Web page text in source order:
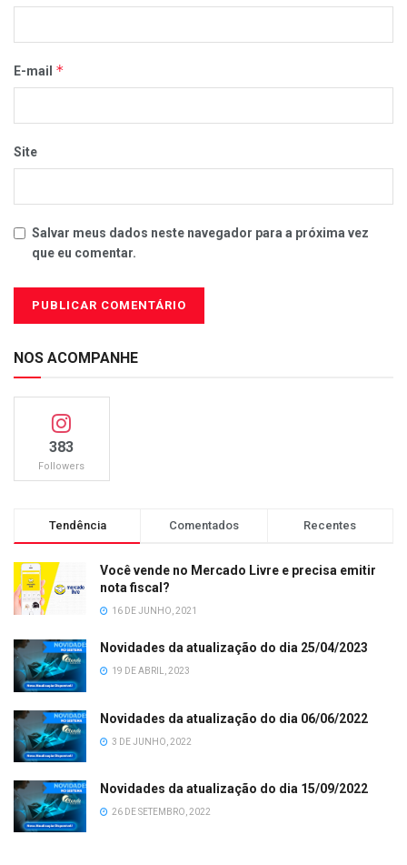
E-mail *
Site
Salvar meus dados neste navegador para a próxima vez
que eu comentar.
NOS ACOMPANHE
383
Followers
Tendência Comentados Recentes
Você vende no Mercado Livre e precisa emitir
nota fiscal?
16 DE JUNHO, 2021
Novidades da atualização do dia 25/04/2023
19 DE ABRIL, 2023
Novidades da atualização do dia 06/06/2022
3 DE JUNHO, 2022
Novidades da atualização do dia 15/09/2022
26 DE SETEMBRO, 2022